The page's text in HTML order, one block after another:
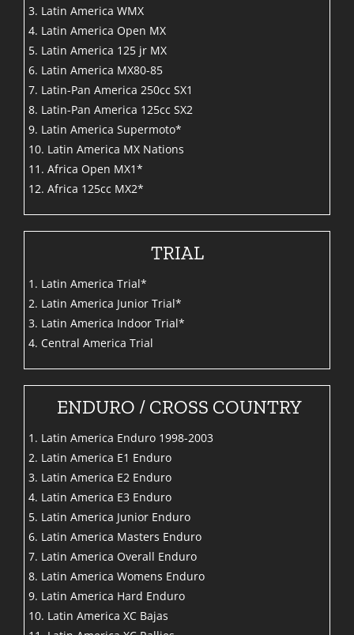
3. Latin America WMX
4. Latin America Open MX
5. Latin America 125 jr MX
6. Latin America MX80-85
7. Latin-Pan America 250cc SX1
8. Latin-Pan America 125cc SX2
9. Latin America Supermoto*
10. Latin America MX Nations
11. Africa Open MX1*
12. Africa 125cc MX2*
TRIAL
1. Latin America Trial*
2. Latin America Junior Trial*
3. Latin America Indoor Trial*
4. Central America Trial
ENDURO / CROSS COUNTRY
1. Latin America Enduro 1998-2003
2. Latin America E1 Enduro
3. Latin America E2 Enduro
4. Latin America E3 Enduro
5. Latin America Junior Enduro
6. Latin America Masters Enduro
7. Latin America Overall Enduro
8. Latin America Womens Enduro
9. Latin America Hard Enduro
10. Latin America XC Bajas